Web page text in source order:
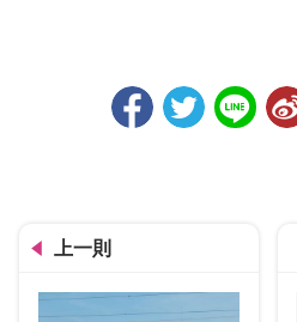
上一則